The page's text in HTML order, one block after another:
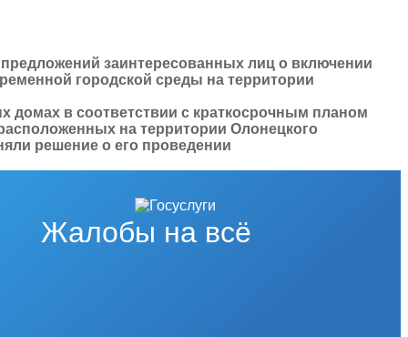
заинтересованных лиц о включении
городской среды на территории
домах в соответствии с краткосрочным планом
на территории Олонецкого
решение о его проведении
Жалобы на всё